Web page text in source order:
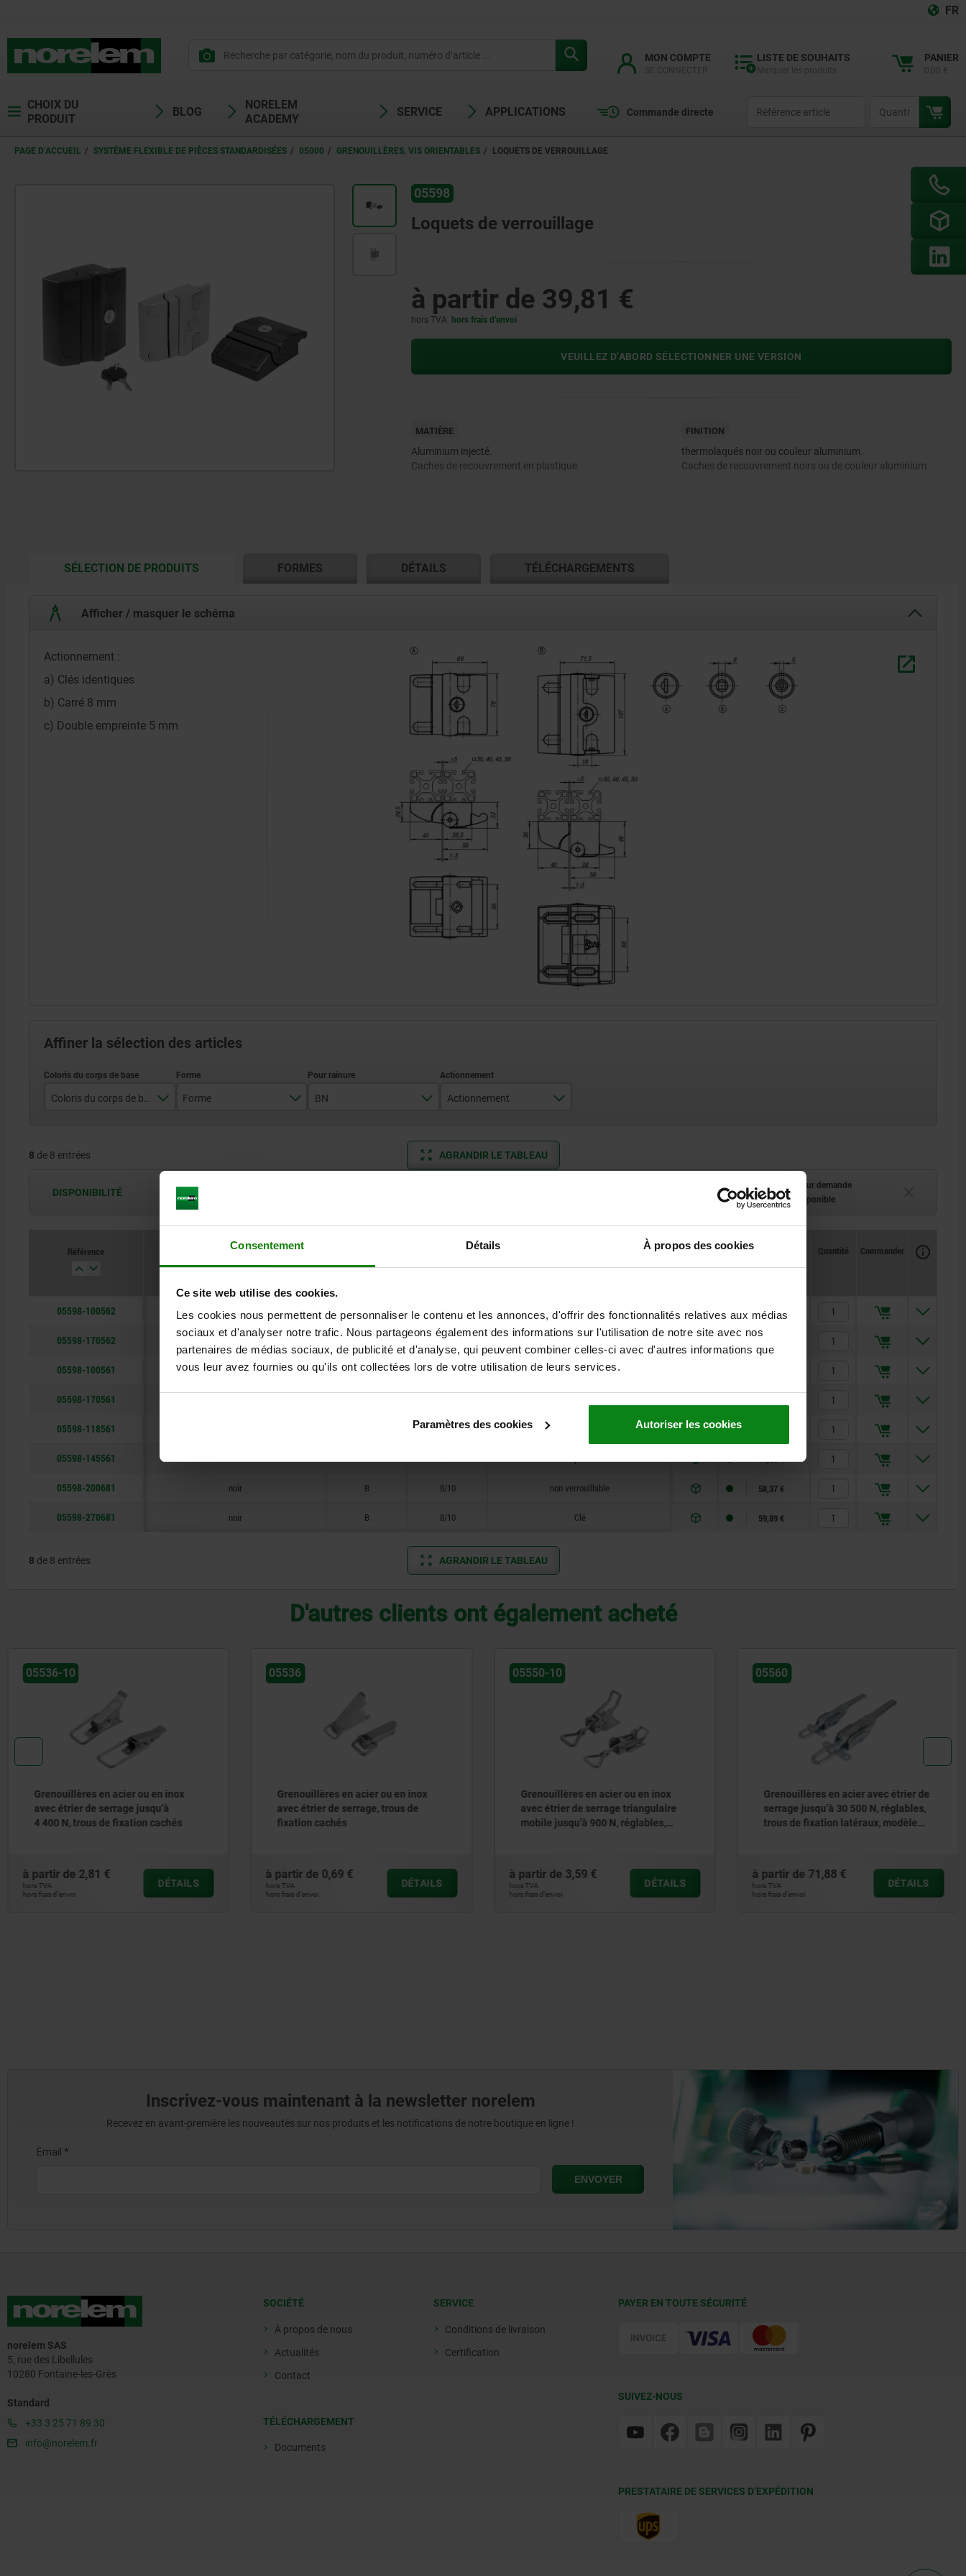
Consentement Détails À propos des cookies
Ce site web utilise des cookies.
Les cookies nous permettent de personnaliser le contenu et les annonces, d'offrir des fonctionnalités relatives aux médias
sociaux et d'analyser notre trafic. Nous partageons également des informations sur l'utilisation de notre site avec nos
partenaires de médias sociaux, de publicité et d'analyse, qui peuvent combiner celles-ci avec d'autres informations que
vous leur avez fournies ou qu'ils ont collectées lors de votre utilisation de leurs services.
Paramètres des cookies Autoriser les cookies
FR
MON COMPTE LISTE DE SOUHAITS PANIER
CHOIX DU
PRODUIT
BLOG
NORELEM
ACADEMY
SERVICE APPLICATIONS Commande directe
PAGE D’ACCUEIL SYSTÈME FLEXIBLE DE PIÈCES STANDARDISÉES 05000 GRENOUILLÈRES, VIS ORIENTABLES LOQUETS DE VERROUILLAGE
05598
Loquets de verrouillage
à partir de 39,81 €
hors TVA hors frais d’envoi
VEUILLEZ D’ABORD SÉLECTIONNER UNE VERSION
MATIÈRE
Aluminium injecté.
Caches de recouvrement en plastique.
FINITION
thermolaqués noir ou couleur aluminium.
Caches de recouvrement noirs ou de couleur aluminium.
SÉLECTION DE PRODUITSCURRENT
FORMES DÉTAILS TÉLÉCHARGEMENTS
Afficher / masquer le schéma
Actionnement :
a) Clés identiques
b) Carré 8 mm
c) Double empreinte 5 mm
Affiner la sélection des articles
noir
Forme BN Actionnement
Clé
8 de 8 entrées AGRANDIR LE TABLEAU
DISPONIBILITÉ
Délai de livraison sur demande
Actuellement indisponible
Référence
Coloris du corps de base
Forme
CAO
Disponibilité
Quantité Commander
05598-100562 couleur aluminium A 8/10 non verrouillable 43,37 €
05598-170562 couleur aluminium 8/10
05598-100561 noir A 8/10 non verrouillable
05598-170561
05598-118561 8/10
05598-145561 noir A 8/10 double empreinte 5 mm 41,48 €
05598-200681 noir B 8/10 non verrouillable 58,37 €
05598-270681 noir B 8/10 Clé 59,89 €
8 de 8 entrées AGRANDIR LE TABLEAU
D'autres clients ont également acheté
10
en acier ou en inox
étrier de serrage jusqu’à
N, trous de fixation cachés
de2,81 €
d’envoi
Grenouillères en acier ou en inox
avec étrier de serrage, trous de
fixation cachés
à partir de0,69 €
hors frais d’envoi
05550-10
Grenouillères en acier ou en inox
avec étrier de serrage triangulaire
mobile jusqu’à 900 N, réglables,
à partir de3,59 €
hors frais d’envoi
Grenouillères en acier avec étrier de
serrage jusqu’à 30 500 N, réglables,
trous de fixation latéraux, modèle
à partir de71,88 €
hors frais d’envoi
Inscrivez-vous maintenant à la newsletter norelem
Recevez en avant-première les nouveautés sur nos produits et les notifications de notre boutique en ligne !
norelem SAS
5, rue des Libellules
10280 Fontaine-les-Grès
Standard
+33 3 25 71 89 30
info@norelem.fr
SOCIÉTÉ
À propos de nous
Actualités
Contact
TÉLÉCHARGEMENT
Documents
SERVICE
Conditions de livraison
Certification
PAYER EN TOUTE SÉCURITÉ
SUIVEZ-NOUS
PRESTATAIRE DE SERVICES D’EXPÉDITION